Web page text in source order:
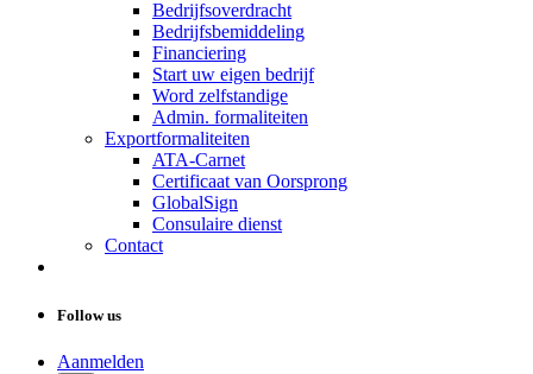
Bedrijfsoverdracht
Bedrijfsbemiddeling
Financiering
Start uw eigen bedrijf
Word zelfstandige
Admin. formaliteiten
Exportformaliteiten
ATA-Carnet
Certificaat van Oorsprong
GlobalSign
Consulaire dienst
Contact
Follow us
Aanmelden